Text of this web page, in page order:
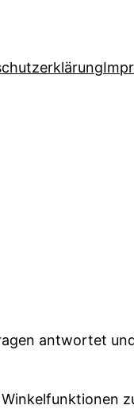
antwortet